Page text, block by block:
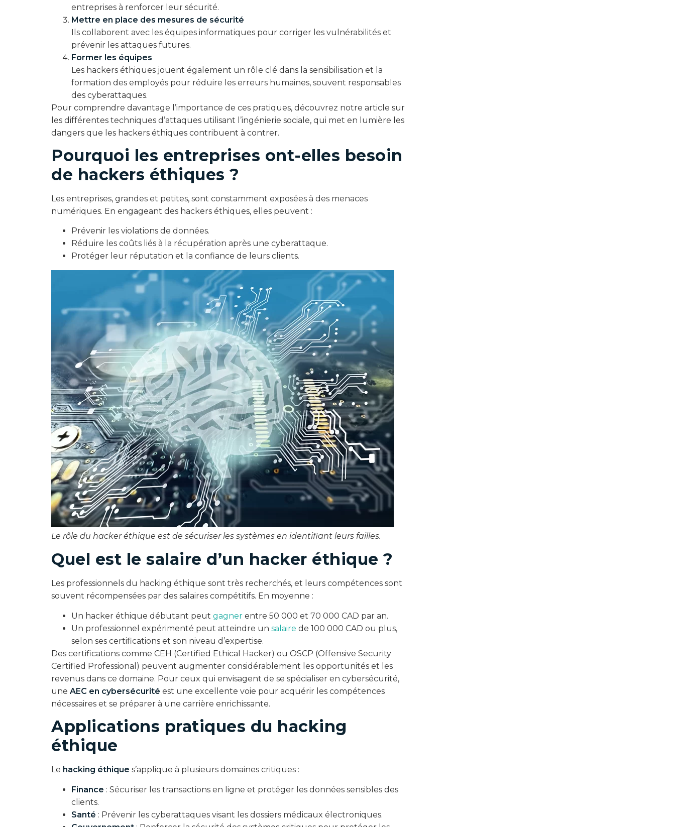
entreprises à renforcer leur sécurité.
Mettre en place des mesures de sécurité
Ils collaborent avec les équipes informatiques pour corriger les vulnérabilités et
prévenir les attaques futures.
Former les équipes
Les hackers éthiques jouent également un rôle clé dans la sensibilisation et la
formation des employés pour réduire les erreurs humaines, souvent responsables
des cyberattaques.
Pour comprendre davantage l’importance de ces pratiques, découvrez notre article sur
les différentes techniques d’attaques utilisant l’ingénierie sociale, qui met en lumière les
dangers que les hackers éthiques contribuent à contrer.
Pourquoi les entreprises ont-elles besoin
de hackers éthiques ?
Les entreprises, grandes et petites, sont constamment exposées à des menaces
numériques. En engageant des hackers éthiques, elles peuvent :
Prévenir les violations de données.
Réduire les coûts liés à la récupération après une cyberattaque.
Protéger leur réputation et la confiance de leurs clients.
Le rôle du hacker éthique est de sécuriser les systèmes en identifiant leurs failles.
Quel est le salaire d’un hacker éthique ?
Les professionnels du hacking éthique sont très recherchés, et leurs compétences sont
souvent récompensées par des salaires compétitifs. En moyenne :
Un hacker éthique débutant peut gagner entre 50 000 et 70 000 CAD par an.
Un professionnel expérimenté peut atteindre un salaire de 100 000 CAD ou plus,
selon ses certifications et son niveau d’expertise.
Des certifications comme CEH (Certified Ethical Hacker) ou OSCP (Offensive Security
Certified Professional) peuvent augmenter considérablement les opportunités et les
revenus dans ce domaine. Pour ceux qui envisagent de se spécialiser en cybersécurité,
une AEC en cybersécurité est une excellente voie pour acquérir les compétences
nécessaires et se préparer à une carrière enrichissante.
Applications pratiques du hacking
éthique
Le hacking éthique s’applique à plusieurs domaines critiques :
Finance : Sécuriser les transactions en ligne et protéger les données sensibles des
clients.
Santé : Prévenir les cyberattaques visant les dossiers médicaux électroniques.